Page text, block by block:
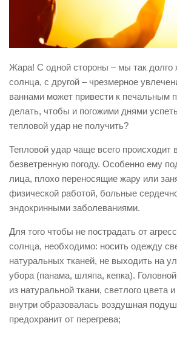
Виды деятельности
Обслуживание опасных
УГЗ рекомендует
Памятки населению
Пресс-центр
СМИ о нас
Фотогалерея
Обращения
Контакты
Вакансии
Жара! С одной стороны – мы так долго
солнца, с другой – чрезмерное
ваннами может привести к печальным
делать, чтобы и погожими днями
тепловой удар не получить?
Тепловой удар чаще всего происходит
безветренную погоду. Особенно ему
лица, плохо переносящие жару или
физической работой, больные
эндокринными заболеваниями.
Для того чтобы не пострадать от
солнца, необходимо: носить одежду
натуральных тканей, не выходить на
убора (панама, шляпа, кепка).
из натуральной ткани, светлого цвета
внутри образовалась воздушная
предохранит от перегрева;